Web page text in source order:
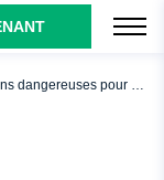
Applications dangereuses pour les enfants : Guide complet pour les parents
pires applications